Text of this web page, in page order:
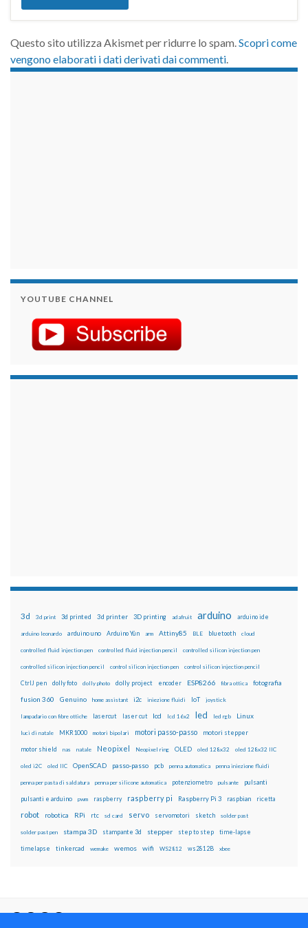
Questo sito utilizza Akismet per ridurre lo spam.Scopri come
vengono elaborati i dati derivati dai commenti.
YOUTUBE CHANNEL
3d 3d print 3d printed 3d printer 3D printing adafruit arduino arduino ide
arduino leonardo arduino uno Arduino Yún arm Attiny85 BLE bluetooth cloud
controlled fluid injection pen controlled fluid injection pencil controlled silicon injection pen
controlled silicon injection pencil control silicon injection pen control silicon injection pencil
CtrlJ pen dolly foto dolly photo dolly project encoder ESP8266 fibra ottica fotografia
fusion 360 Genuino home assistant i2c iniezione fluidi IoT joystick
lampadario con fibre ottiche lasercut laser cut lcd lcd 16x2 led led rgb Linux
luci di natale MKR1000 motori bipolari motori passo-passo motori stepper
motor shield nas natale Neopixel Neopixel ring OLED oled 128x32 oled 128x32 IIC
oled i2C oled IIC OpenSCAD passo-passo pcb penna automatica penna iniezione fluidi
penna per pasta di saldatura penna per silicone automatica potenziometro pulsante pulsanti
pulsanti e arduino pwm raspberry raspberry pi Raspberry Pi 3 raspbian ricetta
robot robotica RPi rtc sd card servo servomotori sketch solder past
solder past pen stampa 3D stampante 3d stepper step to step time-lapse
timelapse tinkercad wemake wemos wifi WS2812 ws2812B xbee